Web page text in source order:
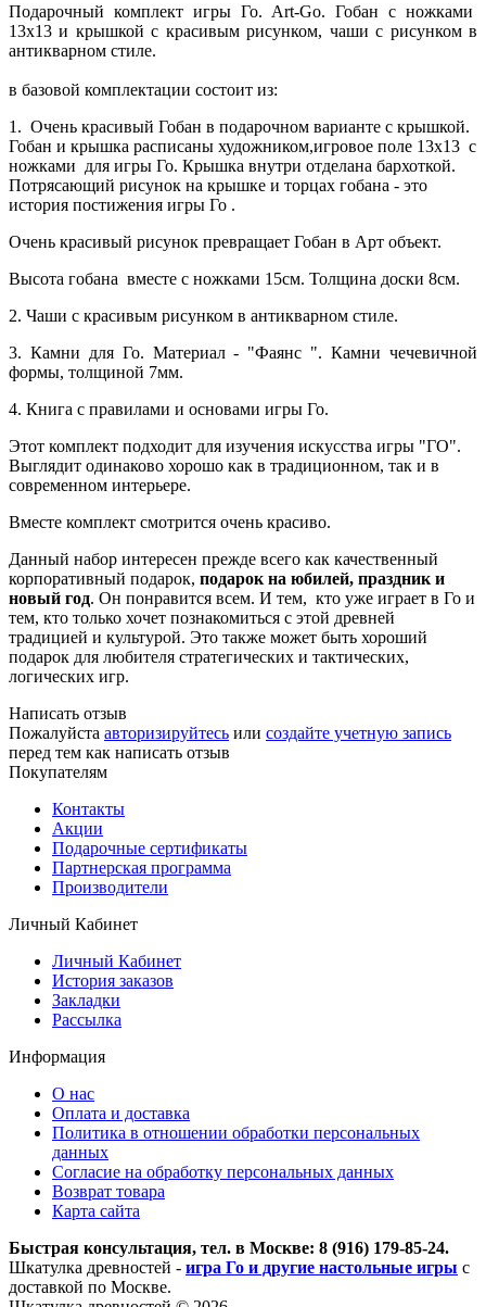
Подарочный комплект игры Го. Art-Go. Гобан с ножками
13х13 и крышкой с красивым рисунком, чаши с рисунком в
антикварном стиле.
в базовой комплектации состоит из:
1. Очень красивый Гобан в подарочном варианте с крышкой.
Гобан и крышка расписаны художником,игровое поле 13х13 с
ножками для игры Го. Крышка внутри отделана бархоткой.
Потрясающий рисунок на крышке и торцах гобана - это
история постижения игры Го .
Очень красивый рисунок превращает Гобан в Арт объект.
Высота гобана вместе с ножками 15см. Толщина доски 8см.
2. Чаши с красивым рисунком в антикварном стиле.
3. Камни для Го. Материал - "Фаянс ". Камни чечевичной
формы, толщиной 7мм.
4. Книга с правилами и основами игры Го.
Этот комплект подходит для изучения искусства игры "ГО".
Выглядит одинаково хорошо как в традиционном, так и в
современном интерьере.
Вместе комплект смотрится очень красиво.
Данный набор интересен прежде всего как качественный
корпоративный подарок, подарок на юбилей, праздник и
новый год. Он понравится всем. И тем, кто уже играет в Го и
тем, кто только хочет познакомиться с этой древней
традицией и культурой. Это также может быть хороший
подарок для любителя стратегических и тактических,
логических игр.
Написать отзыв
Пожалуйста авторизируйтесь или создайте учетную запись
перед тем как написать отзыв
Покупателям
Контакты
Акции
Подарочные сертификаты
Партнерская программа
Производители
Личный Кабинет
Личный Кабинет
История заказов
Закладки
Рассылка
Информация
О нас
Оплата и доставка
Политика в отношении обработки персональных
данных
Согласие на обработку персональных данных
Возврат товара
Карта сайта
Быстрая консультация, тел. в Москве: 8 (916) 179-85-24.
Шкатулка древностей - игра Го и другие настольные игры с
доставкой по Москве.